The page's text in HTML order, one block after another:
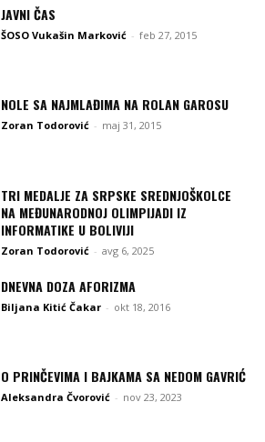
JAVNI ČAS
ŠOSO Vukašin Marković - feb 27, 2015
NOLE SA NAJMLAĐIMA NA ROLAN GAROSU
Zoran Todorović - maj 31, 2015
TRI MEDALJE ZA SRPSKE SREDNJOŠKOLCE
NA MEĐUNARODNOJ OLIMPIJADI IZ
INFORMATIKE U BOLIVIJI
Zoran Todorović - avg 6, 2025
DNEVNA DOZA AFORIZMA
Biljana Kitić Čakar - okt 18, 2016
O PRINČEVIMA I BAJKAMA SA NEDOM GAVRIĆ
Aleksandra Čvorović - nov 23, 2023